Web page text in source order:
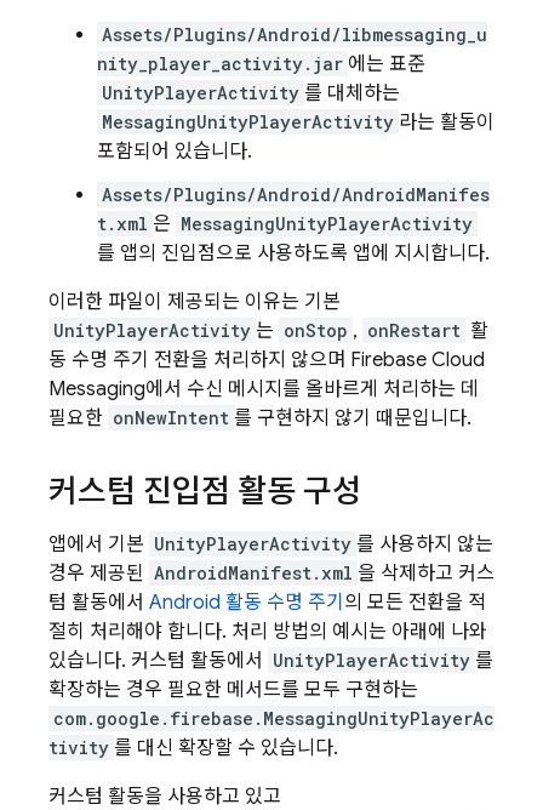
Assets/Plugins/Android/libmessaging_u
nity_player_activity.jar 에는 표준
UnityPlayerActivity 를 대체하는
MessagingUnityPlayerActivity 라는 활동이
포함되어 있습니다.
Assets/Plugins/Android/AndroidManifes
t.xml 은 MessagingUnityPlayerActivity
를 앱의 진입점으로 사용하도록 앱에 지시합니다.
이러한 파일이 제공되는 이유는 기본
UnityPlayerActivity 는 onStop , onRestart 활
동 수명 주기 전환을 처리하지 않으며 Firebase Cloud
Messaging에서 수신 메시지를 올바르게 처리하는 데
필요한 onNewIntent 를 구현하지 않기 때문입니다.
커스텀 진입점 활동 구성
앱에서 기본 UnityPlayerActivity 를 사용하지 않는
경우 제공된 AndroidManifest.xml 을 삭제하고 커스
텀 활동에서 Android 활동 수명 주기 의 모든 전환을 적
절히 처리해야 합니다. 처리 방법의 예시는 아래에 나와
있습니다. 커스텀 활동에서
UnityPlayerActivity 를
확장하는 경우 필요한 메서드를 모두 구현하는
com.google.firebase.MessagingUnityPlayerAc
tivity 를 대신 확장할 수 있습니다.
커스텀 활동을 사용하고 있고